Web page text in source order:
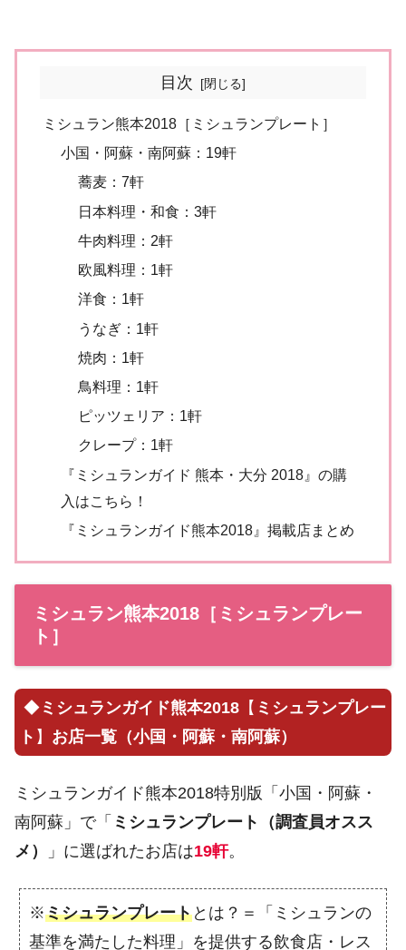
目次
ミシュラン熊本2018［ミシュランプレート］
小国・阿蘇・南阿蘇：19軒
蕎麦：7軒
日本料理・和食：3軒
牛肉料理：2軒
欧風料理：1軒
洋食：1軒
うなぎ：1軒
焼肉：1軒
鳥料理：1軒
ピッツェリア：1軒
クレープ：1軒
『ミシュランガイド 熊本・大分 2018』の購
入はこちら！
『ミシュランガイド熊本2018』掲載店まとめ
ミシュラン熊本2018［ミシュランプレー
ト］
◆ ミシュランガイド熊本2018 【 ミシュランプレー
ト 】 お店一覧（小国・阿蘇・南阿蘇）
ミシュランガイド熊本2018特別版「小国・阿蘇・
南阿蘇」で「 ミシュランプレート（調査員オスス
メ）
」に選ばれたお店は19軒。
※ミシュランプレートとは？＝「ミシュランの
基準を満たした料理」を提供する飲食店・レス